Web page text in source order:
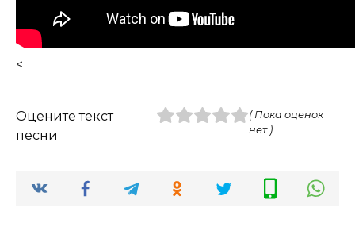
<
Оцените текст
песни
( Пока оценок
нет )